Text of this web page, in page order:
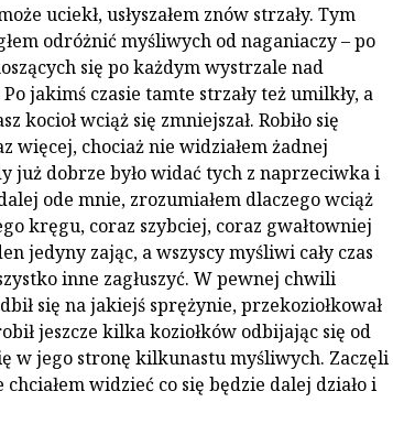
uciekł, usłyszałem znów strzały. Tym
odróżnić myśliwych od naganiaczy – po
się po każdym wystrzale nad
jakimś czasie tamte strzały też umilkły, a
kocioł wciąż się zmniejszał. Robiło się
więcej, chociaż nie widziałem żadnej
już dobrze było widać tych z naprzeciwka i
ode mnie, zrozumiałem dlaczego wciąż
kręgu, coraz szybciej, coraz gwałtowniej
jedyny zając, a wszyscy myśliwi cały czas
inne zagłuszyć. W pewnej chwili
się na jakiejś sprężynie, przekoziołkował
jeszcze kilka koziołków odbijając się od
w jego stronę kilkunastu myśliwych. Zaczęli
widzieć co się będzie dalej działo i